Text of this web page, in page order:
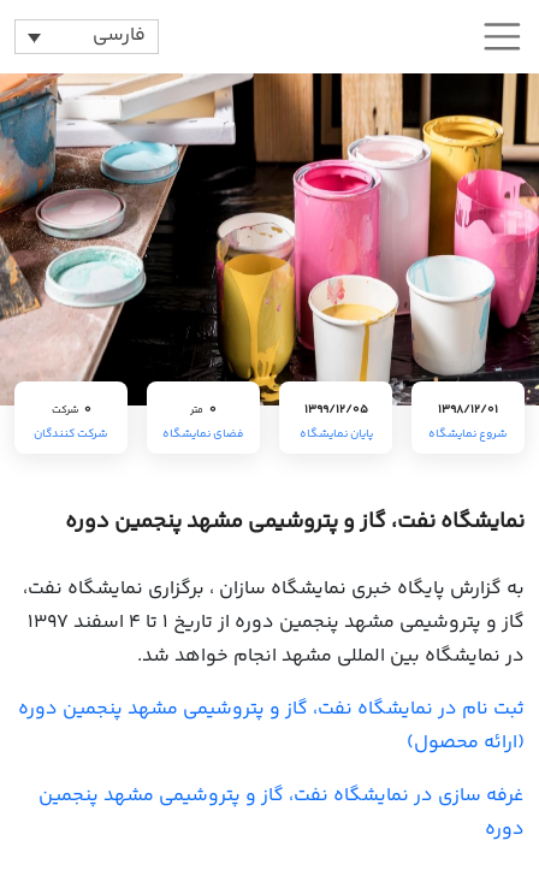
فارسی
1398/12/01
شروع نمایشگاه
1399/12/05
پایان نمایشگاه
0 متر
فضای نمایشگاه
0 شرکت
شرکت کنندگان
نمایشگاه نفت، گاز و پتروشیمی مشهد پنجمین دوره
به گزارش پایگاه خبری نمایشگاه سازان ، برگزاری نمایشگاه نفت،
گاز و پتروشیمی مشهد پنجمین دوره از تاریخ 1 تا 4 اسفند 1397
در نمایشگاه بین المللی مشهد انجام خواهد شد.
ثبت نام در نمایشگاه نفت، گاز و پتروشیمی مشهد پنجمین دوره
(ارائه محصول)
غرفه سازی در نمایشگاه نفت، گاز و پتروشیمی مشهد پنجمین
دوره